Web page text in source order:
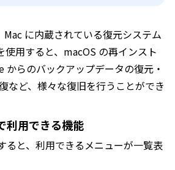
Mac に内蔵されている復元システム
使用すると、macOS の再インスト
らのバックアップデータの復元・
など、様々な復旧を行うことができ
利用できる機能
ると、利用できるメニューが一覧表